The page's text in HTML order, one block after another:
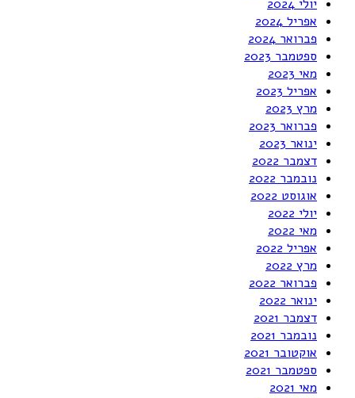
יולי 2024
אפריל 2024
פברואר 2024
ספטמבר 2023
מאי 2023
אפריל 2023
מרץ 2023
פברואר 2023
ינואר 2023
דצמבר 2022
נובמבר 2022
אוגוסט 2022
יולי 2022
מאי 2022
אפריל 2022
מרץ 2022
פברואר 2022
ינואר 2022
דצמבר 2021
נובמבר 2021
אוקטובר 2021
ספטמבר 2021
מאי 2021